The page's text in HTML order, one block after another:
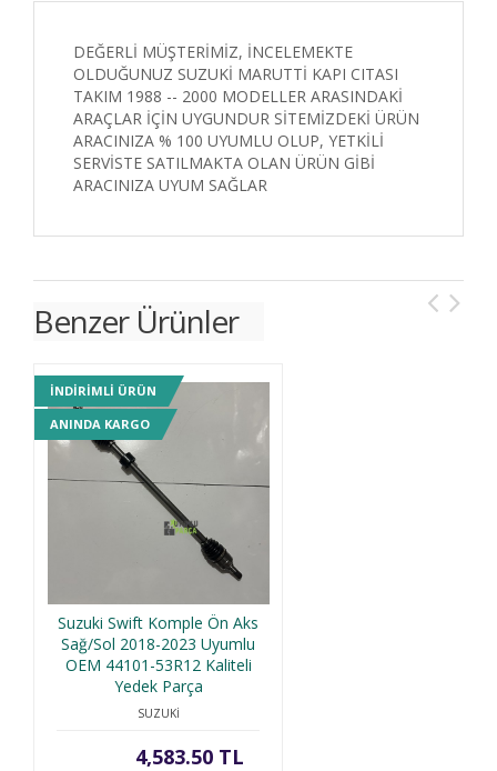
DEĞERLİ MÜŞTERİMİZ, İNCELEMEKTE
OLDUĞUNUZ SUZUKİ MARUTTİ KAPI CITASI
TAKIM 1988 -- 2000 MODELLER ARASINDAKİ
ARAÇLAR İÇİN UYGUNDUR SİTEMİZDEKİ ÜRÜN
ARACINIZA % 100 UYUMLU OLUP, YETKİLİ
SERVİSTE SATILMAKTA OLAN ÜRÜN GİBİ
ARACINIZA UYUM SAĞLAR
Benzer Ürünler
INDIRIMLI ÜRÜN
ANINDA KARGO
Suzuki Swift Komple Ön Aks
Sağ/Sol 2018-2023 Uyumlu
OEM 44101-53R12 Kaliteli
Yedek Parça
SUZUKİ
4,583.50 TL